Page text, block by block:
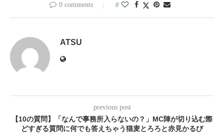
0 comments 0
ATSU
previous post
【10の質問】「なんで事務所入らないの？」MC陣が切り込む際
どすぎる質問に何でも答えちゃう猫麦とろろと赤見かるび